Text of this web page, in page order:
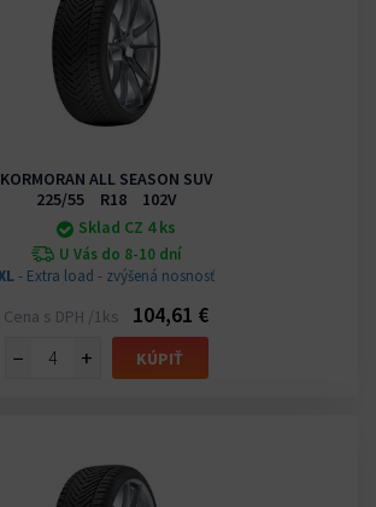
KORMORAN ALL SEASON SUV
225/55 R18 102V
Sklad CZ 4 ks
U Vás do 8-10 dní
- Extra load - zvýšená nosnosť
Cena s DPH /1ks
104,61 €
−
+ KÚPIŤ